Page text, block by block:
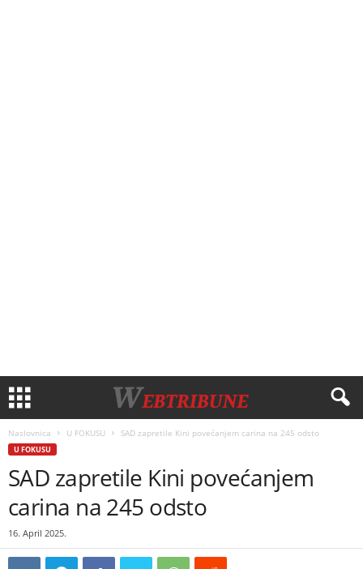
Naslovnica U FOKUSU SAD zapretile Kini povećanjem carina na 245 odsto
U FOKUSU
SAD zapretile Kini povećanjem
carina na 245 odsto
16. April 2025.